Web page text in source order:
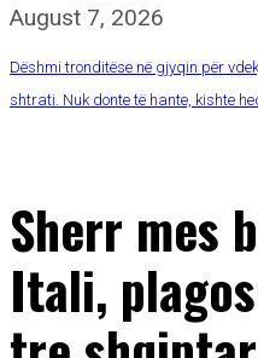
August 7, 2026
Dëshmi tronditëse në gjyqin për
shtrati. Nuk donte të hante, kishte
Sherr mes
Itali,